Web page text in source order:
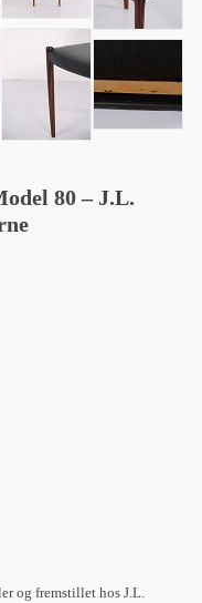
80 – J.L.
og fremstillet hos J.L.